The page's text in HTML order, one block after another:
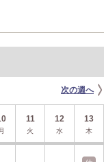
次の週へ
月
11
火
12
水
13
木